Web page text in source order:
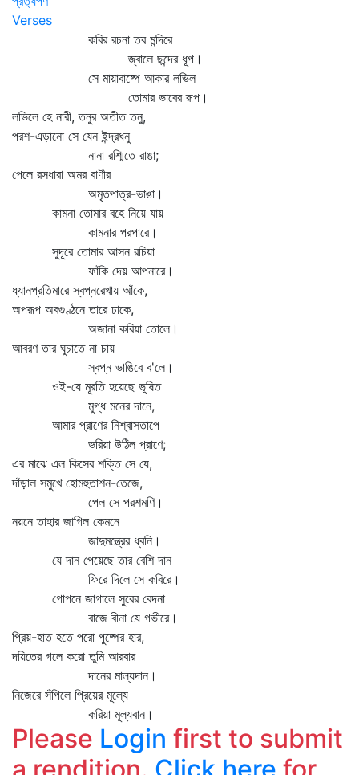
Verses
কবির রচনা তব মন্দিরে
জ্বালে ছন্দের ধূপ।
সে মায়াবাষ্পে আকার লভিল
তোমার ভাবের রূপ।
লভিলে হে নারী, তনুর অতীত তনু,
পরশ-এড়ানো সে যেন ইন্দ্রধনু
নানা রশ্মিতে রাঙা;
পেলে রসধারা অমর বাণীর
অমৃতপাত্র-ভাঙা।
কামনা তোমার বহে নিয়ে যায়
কামনার পরপারে।
সুদূরে তোমার আসন রচিয়া
ফাঁকি দেয় আপনারে।
ধ্যানপ্রতিমারে স্বপ্নরেখায় আঁকে,
অপরূপ অবগুণ্ঠনে তারে ঢাকে,
অজানা করিয়া তোলে।
আবরণ তার ঘুচাতে না চায়
স্বপ্ন ভাঙিবে ব'লে।
ওই-যে মূরতি হয়েছে ভূষিত
মুগ্ধ মনের দানে,
আমার প্রাণের নিশ্বাসতাপে
ভরিয়া উঠিল প্রাণে;
এর মাঝে এল কিসের শক্তি সে যে,
দাঁড়াল সমুখে হোমহুতাশন-তেজে,
পেল সে পরশমণি।
নয়নে তাহার জাগিল কেমনে
জাদুমন্ত্রের ধ্বনি।
যে দান পেয়েছে তার বেশি দান
ফিরে দিলে সে কবিরে।
গোপনে জাগালে সুরের বেদনা
বাজে বীনা যে গভীরে।
প্রিয়-হাত হতে পরো পুষ্পের হার,
দয়িতের গলে করো তুমি আরবার
দানের মাল্যদান।
নিজেরে সঁপিলে প্রিয়ের মূল্যে
করিয়া মূল্যবান।
Please Login first to submit